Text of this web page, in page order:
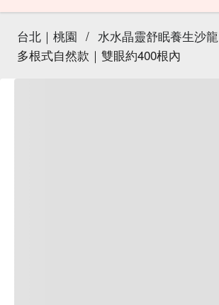
台北｜桃園 / 水水晶靈舒眠養生沙龍
多根式自然款｜雙眼約400根內